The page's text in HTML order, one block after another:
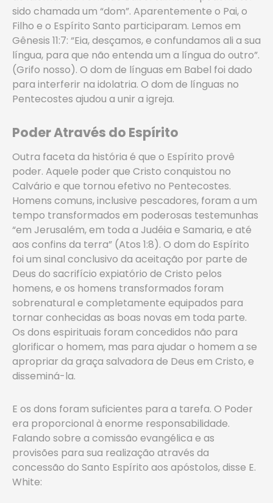
sido chamada um “dom”. Aparentemente o Pai, o
Filho e o Espírito Santo participaram. Lemos em
Gênesis 11:7: “Eia, desçamos, e confundamos ali a sua
língua, para que não entenda um a língua do outro”.
(Grifo nosso). O dom de línguas em Babel foi dado
para interferir na idolatria. O dom de línguas no
Pentecostes ajudou a unir a igreja.
Poder Através do Espírito
Outra faceta da história é que o Espírito provê
poder. Aquele poder que Cristo conquistou no
Calvário e que tornou efetivo no Pentecostes.
Homens comuns, inclusive pescadores, foram a um
tempo transformados em poderosas testemunhas
“em Jerusalém, em toda a Judéia e Samaria, e até
aos confins da terra” (Atos 1:8). O dom do Espírito
foi um sinal conclusivo da aceitação por parte de
Deus do sacrifício expiatório de Cristo pelos
homens, e os homens transformados foram
sobrenatural e completamente equipados para
tornar conhecidas as boas novas em toda parte.
Os dons espirituais foram concedidos não para
glorificar o homem, mas para ajudar o homem a se
apropriar da graça salvadora de Deus em Cristo, e
disseminá-la.
E os dons foram suficientes para a tarefa. O Poder
era proporcional à enorme responsabilidade.
Falando sobre a comissão evangélica e as
provisões para sua realização através da
concessão do Santo Espírito aos apóstolos, disse E.
White: